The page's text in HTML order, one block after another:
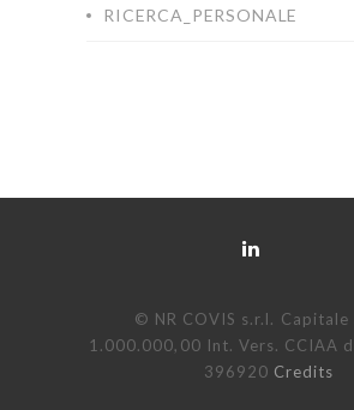
RICERCA_PERSONALE
© NR COVIS s.r.l. Capitale
1.000.000,00 Int. Vers. CCIAA
396920 Credits